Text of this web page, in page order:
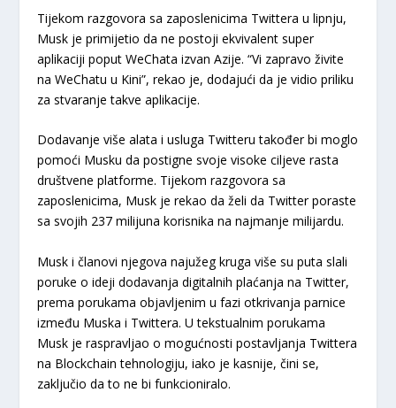
Tijekom razgovora sa zaposlenicima Twittera u lipnju,
Musk je primijetio da ne postoji ekvivalent super
aplikaciji poput WeChata izvan Azije. “Vi zapravo živite
na WeChatu u Kini”, rekao je, dodajući da je vidio priliku
za stvaranje takve aplikacije.
Dodavanje više alata i usluga Twitteru također bi moglo
pomoći Musku da postigne svoje visoke ciljeve rasta
društvene platforme. Tijekom razgovora sa
zaposlenicima, Musk je rekao da želi da Twitter poraste
sa svojih 237 milijuna korisnika na najmanje milijardu.
Musk i članovi njegova najužeg kruga više su puta slali
poruke o ideji dodavanja digitalnih plaćanja na Twitter,
prema porukama objavljenim u fazi otkrivanja parnice
između Muska i Twittera. U tekstualnim porukama
Musk je raspravljao o mogućnosti postavljanja Twittera
na Blockchain tehnologiju, iako je kasnije, čini se,
zaključio da to ne bi funkcioniralo.